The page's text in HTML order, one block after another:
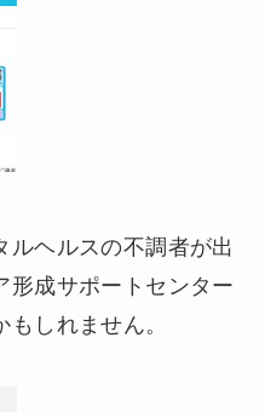
ルヘルスの不調者が出
形成サポートセンター
しれません。